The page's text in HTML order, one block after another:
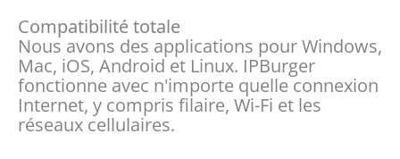
Compatibilité totale
Nous avons des applications pour Windows,
Mac, iOS, Android et Linux. IPBurger
fonctionne avec n'importe quelle connexion
Internet, y compris filaire, Wi-Fi et les
réseaux cellulaires.